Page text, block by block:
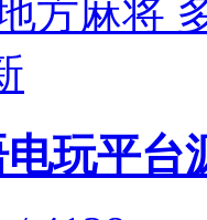
玩平台